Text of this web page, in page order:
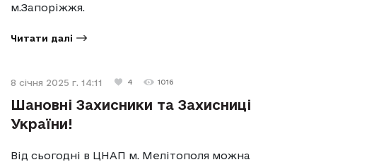
м.Запоріжжя.
Читати далі
8 січня 2025 г. 14:11 4 1016
Шановні Захисники та Захисниці
України!
Від сьогодні в ЦНАП м. Мелітополя можна